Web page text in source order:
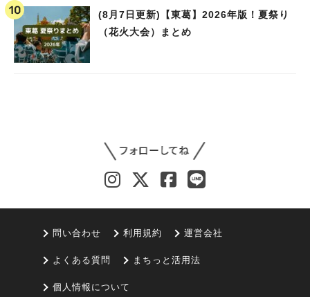
(8月7日更新)【東葛】2026年版！夏祭り
（花火大会）まとめ
問い合わせ 利用規約 運営会社
よくある質問 まちっと活用法
個人情報について